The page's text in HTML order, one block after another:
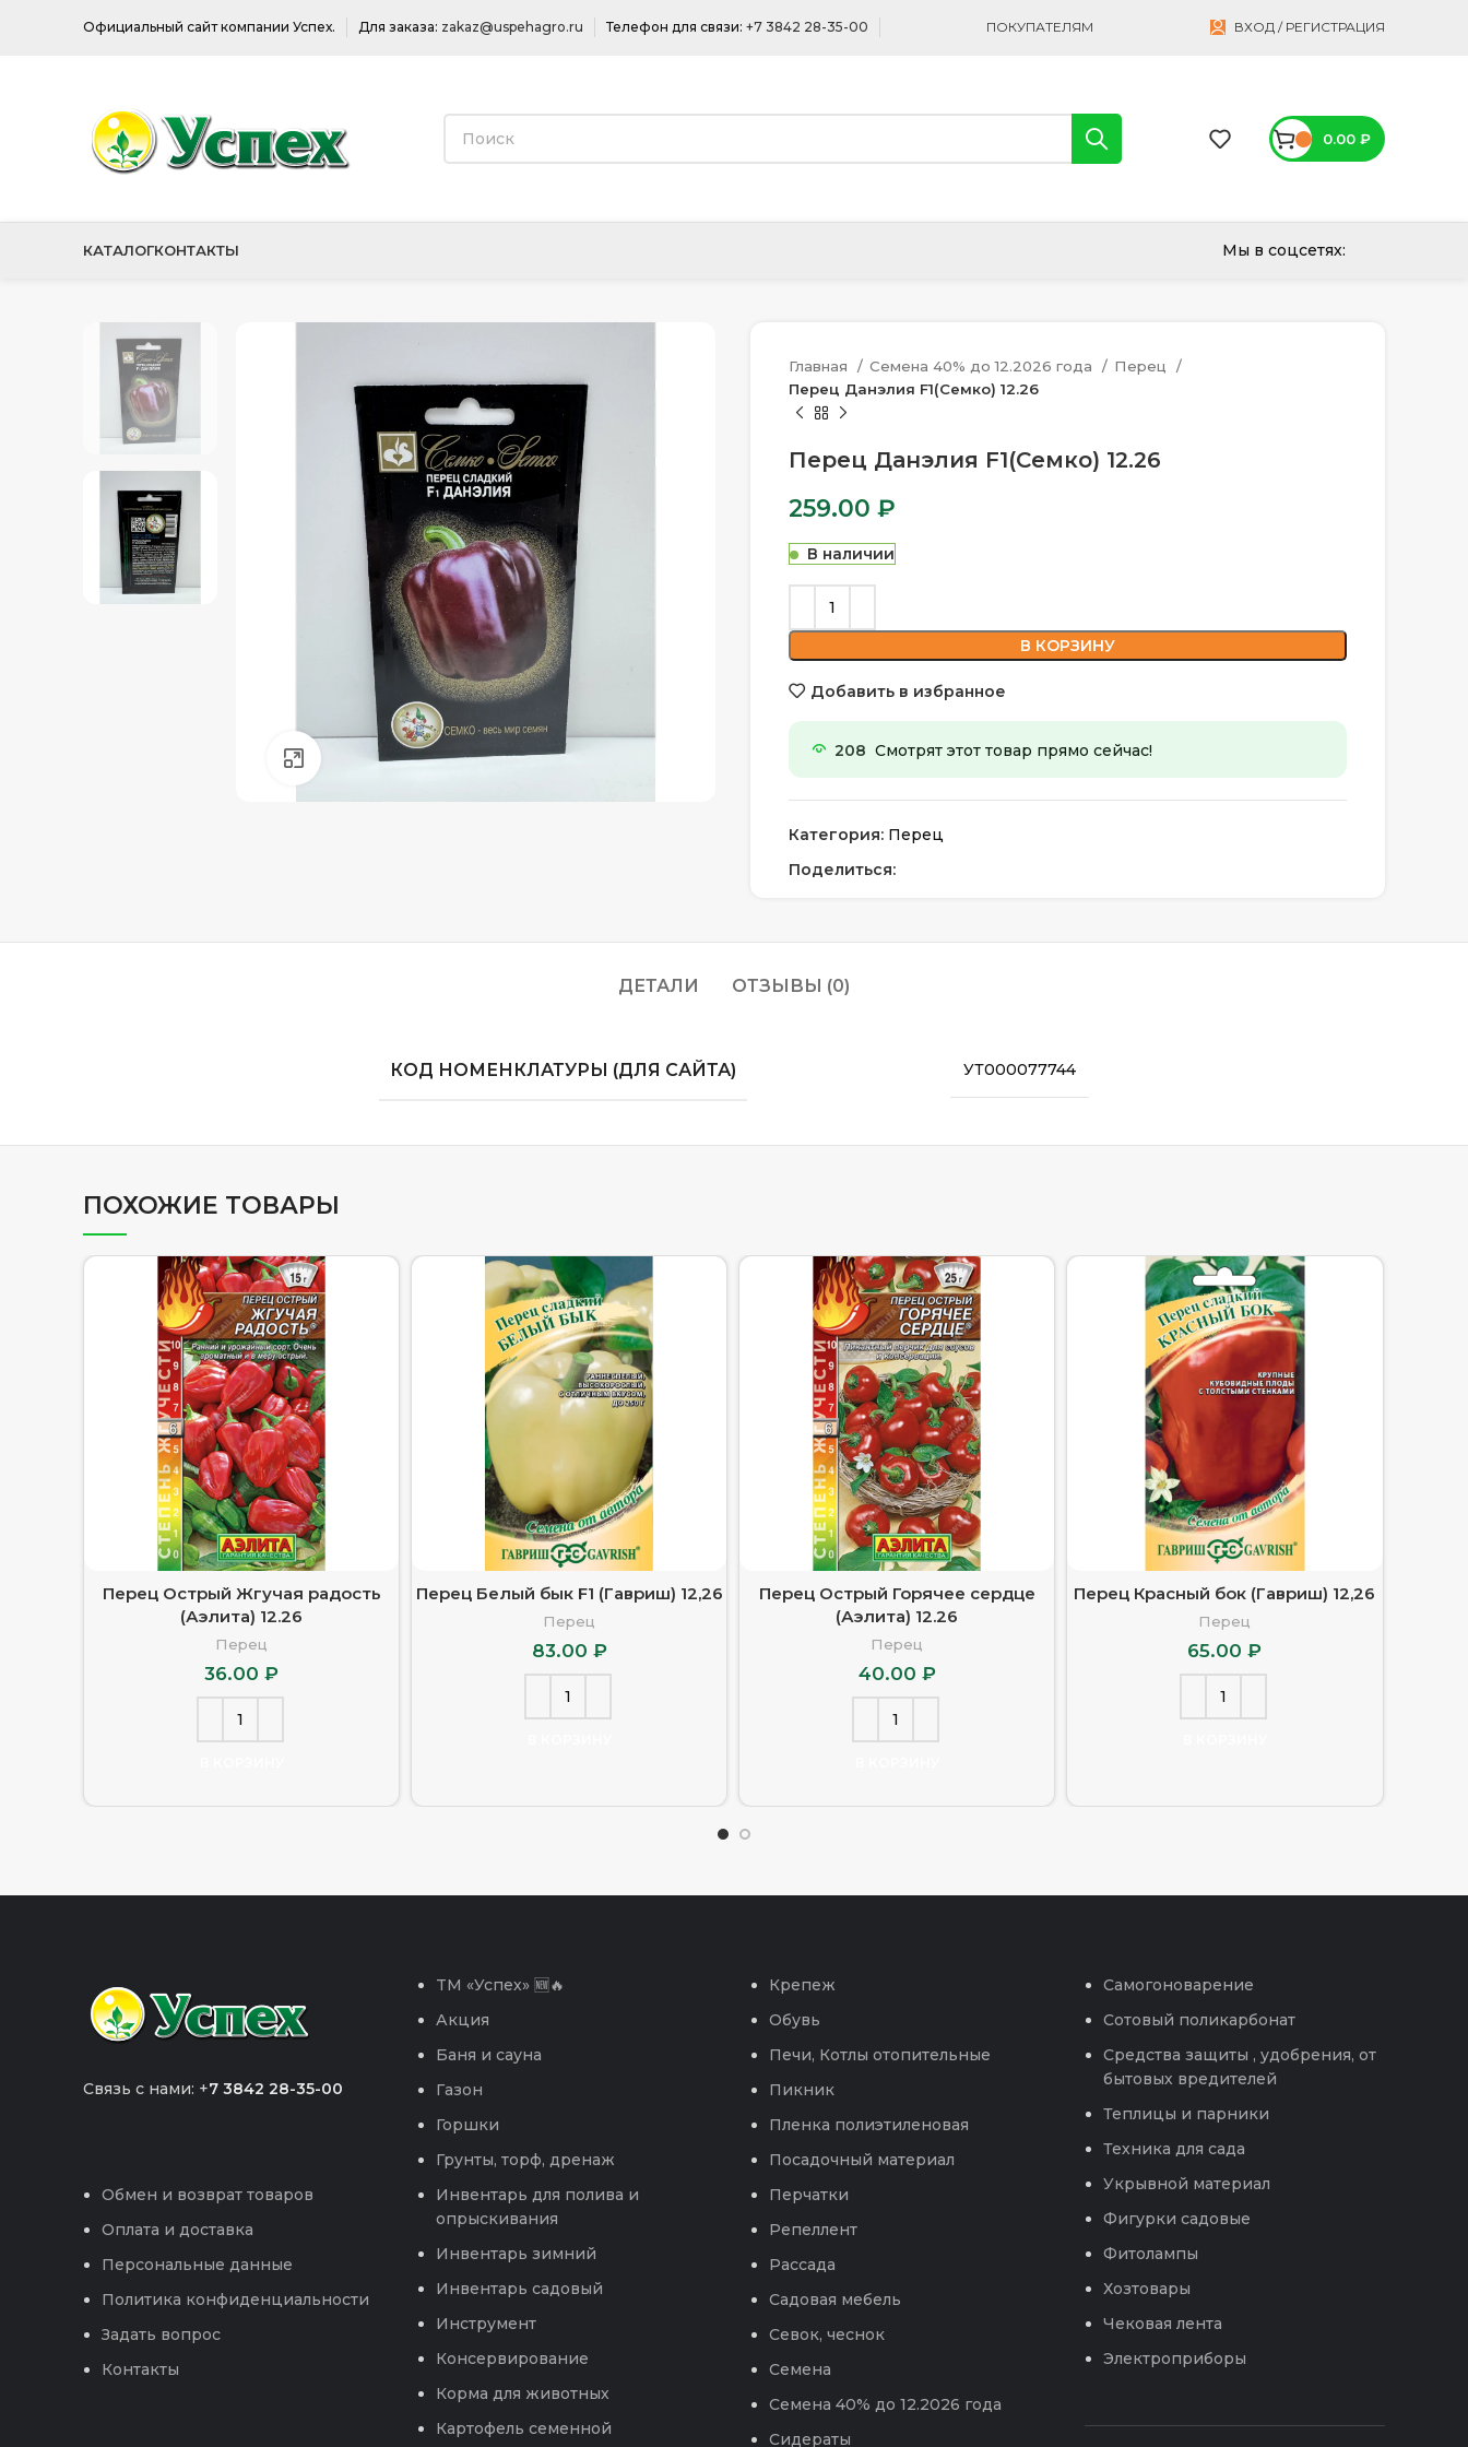
Официальный сайт компании Успех. Для заказа: zakaz@uspehagro.ru Телефон для связи: +7 3842 28-35-00 ПОКУПАТЕЛЯМ ВХОД / РЕГИСТРАЦИЯ
0.00 ₽
КАТАЛОГКОНТАКТЫ Мы в соцсетях:
Нажмите, чтобы увеличить
Главная Семена 40% до 12.2026 года
Перец
Перец Данэлия F1(Семко) 12.26
Перец Данэлия F1(Семко) 12.26
259.00 ₽
В наличии
В КОРЗИНУ
Добавить в избранное
208 Смотрят этот товар прямо сейчас!
Категория: Перец
Поделиться:
ДЕТАЛИ ОТЗЫВЫ (0)
КОД НОМЕНКЛАТУРЫ (ДЛЯ САЙТА) УТ000077744
ПОХОЖИЕ ТОВАРЫ
Перец Острый Жгучая радость
(Аэлита) 12.26
Перец
36.00₽
Перец Белый бык F1 (Гавриш) 12,26
Перец
83.00 ₽
Перец Острый Горячее сердце
(Аэлита) 12.26
Перец
40.00 ₽
Перец Красный бок (Гавриш) 12,26
Перец
65.00₽
Связь с нами: +7 3842 28-35-00
Обмен и возврат товаров
Оплата и доставка
Персональные данные
Политика конфиденциальности
Задать вопрос
Контакты
TM «Успех» 🆕🔥
Акция
Баня и сауна
Газон
Горшки
Грунты, торф, дренаж
Инвентарь для полива и
опрыскивания
Инвентарь зимний
Инвентарь садовый
Инструмент
Консервирование
Корма для животных
Картофель семенной
Крепеж
Обувь
Печи, Котлы отопительные
Пикник
Пленка полиэтиленовая
Посадочный материал
Перчатки
Репеллент
Рассада
Садовая мебель
Севок, чеснок
Семена
Семена 40% до 12.2026 года
Сидераты
Самогоноварение
Сотовый поликарбонат
Средства защиты , удобрения, от
бытовых вредителей
Теплицы и парники
Техника для сада
Укрывной материал
Фигурки садовые
Фитолампы
Хозтовары
Чековая лента
Электроприборы